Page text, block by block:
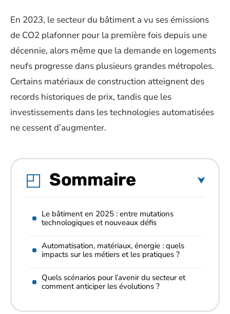
En 2023, le secteur du bâtiment a vu ses émissions
de CO2 plafonner pour la première fois depuis une
décennie, alors même que la demande en logements
neufs progresse dans plusieurs grandes métropoles.
Certains matériaux de construction atteignent des
records historiques de prix, tandis que les
investissements dans les technologies automatisées
ne cessent d’augmenter.
Sommaire
Le bâtiment en 2025 : entre mutations
technologiques et nouveaux défis
Automatisation, matériaux, énergie : quels
impacts sur les métiers et les pratiques ?
Quels scénarios pour l’avenir du secteur et
comment anticiper les évolutions ?